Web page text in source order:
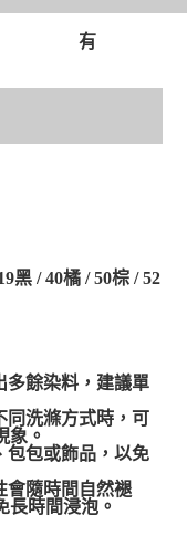
之用戶狀況，依本公司即
形，本公司將視審查結果
度並採取法律行動。
有
黑 / 40橘 / 50棕 / 52
多餘染料，建議單
同洗滌方式時，可
象。
包包或飾品，以免
會隨時間自然褪
長時間浸泡。